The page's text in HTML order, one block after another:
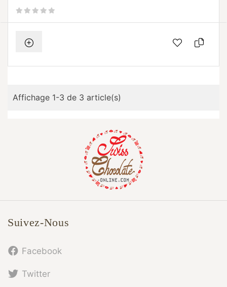
Affichage 1-3 de 3 article(s)
Suivez-Nous
Facebook
Twitter